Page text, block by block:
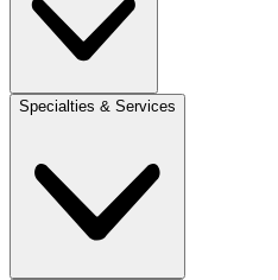
Specialties & Services